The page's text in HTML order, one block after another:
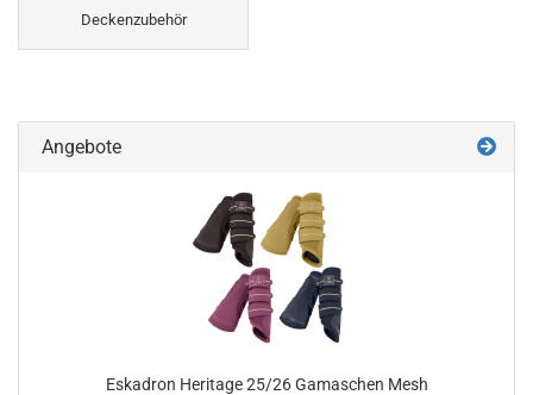
Deckenzubehör
Angebote
Eskadron Heritage 25/26 Gamaschen Mesh